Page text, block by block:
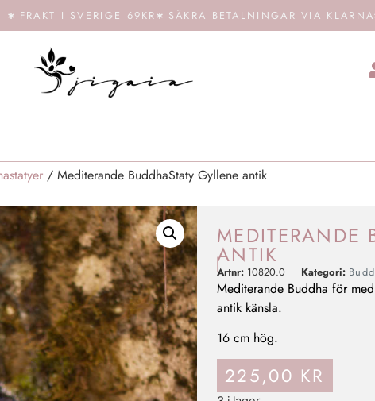
FRAKT I SVERIGE 69KR SÄKRA BETALNINGAR VIA KLARNA
/ Mediterande BuddhaStaty Gyllene antik
MEDITERANDE
ANTIK
Artnr: 10820.0 Kategori:
Mediterande Buddha för
antik känsla.
16 cm hög.
225,00 KR